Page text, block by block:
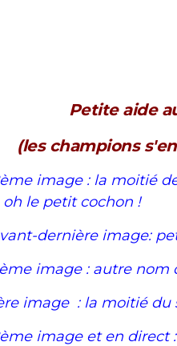
Petite aide
(les champions
image : la moitié
le petit cochon !
dernière image:
image : autre nom
image : la moitié
image et en direct